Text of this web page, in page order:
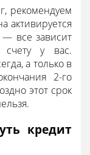
рекомендуем
активируется
все зависит
у вас.
а только в
2-го
этот срок
кредит